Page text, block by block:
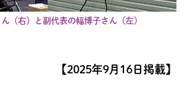
（右）と副代表の幅博子さん（左）
【2025年9月16日掲載】